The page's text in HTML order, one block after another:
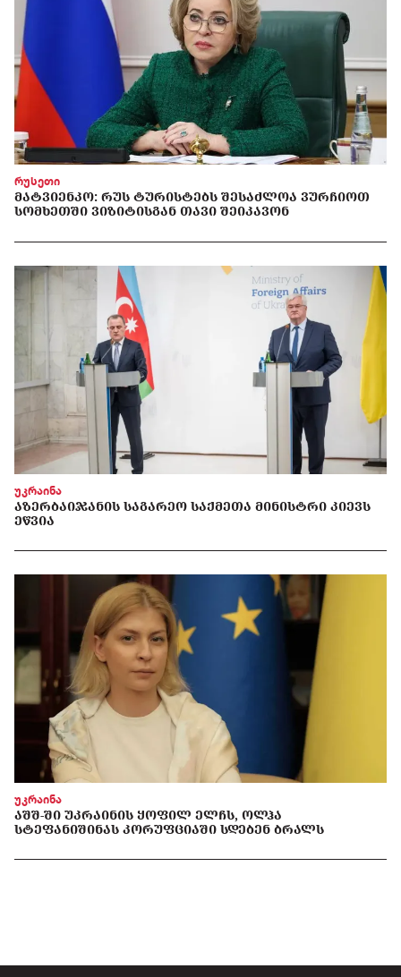
რუსეთი
ᲛᲐᲢᲕᲘᲔᲜᲙᲝ: ᲠᲣᲡ ᲢᲣᲠᲘᲡᲢᲔᲑᲡ ᲨᲔᲡᲐᲫᲚᲝᲐ ᲕᲣᲠᲩᲘᲝᲗ
ᲡᲝᲛᲮᲔᲗᲨᲘ ᲕᲘᲖᲘᲢᲘᲡᲒᲐᲜ ᲗᲐᲕᲘ ᲨᲔᲘᲙᲐᲕᲝᲜ
უკრაინა
ᲐᲖᲔᲠᲑᲐᲘᲯᲐᲜᲘᲡ ᲡᲐᲒᲐᲠᲔᲝ ᲡᲐᲥᲛᲔᲗᲐ ᲛᲘᲜᲘᲡᲢᲠᲘ ᲙᲘᲔᲕᲡ
ᲔᲬᲕᲘᲐ
უკრაინა
ᲐᲨᲨ-ᲨᲘ ᲣᲙᲠᲐᲘᲜᲘᲡ ᲧᲝᲤᲘᲚ ᲔᲚᲩᲡ, ᲝᲚᲰᲐ
ᲡᲢᲔᲤᲐᲜᲘᲨᲘᲜᲐᲡ ᲙᲝᲠᲣᲤᲪᲘᲐᲨᲘ ᲡᲓᲔᲑᲔᲜ ᲑᲠᲐᲚᲡ